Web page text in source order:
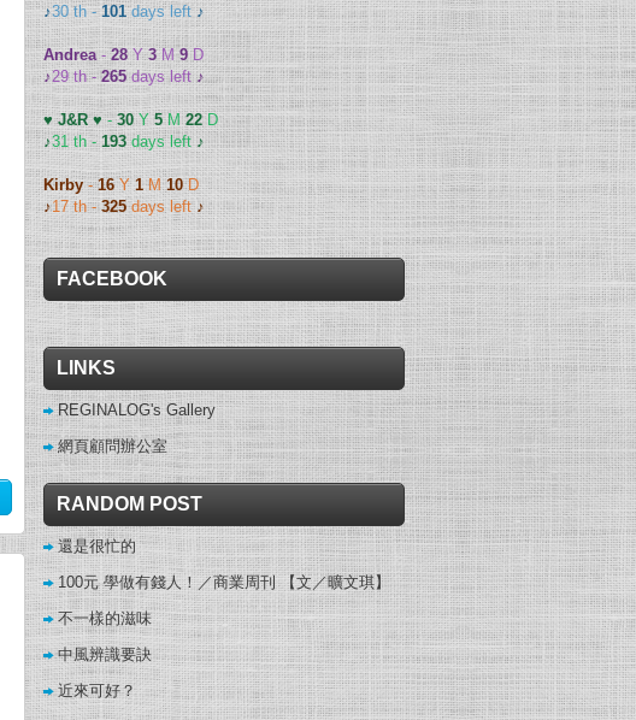
♪30 th -101days left ♪
Andrea-28Y3M9D
♪29 th -265days left♪
♥ J&R ♥-30Y5M22D
♪31 th -193days left ♪
Kirby-16Y1M10D
♪17 th -325days left♪
FACEBOOK
LINKS
REGINALOG's Gallery
網頁顧問辦公室
RANDOM POST
還是很忙的
100元 學做有錢人！／商業周刊 【文／曠文琪】
不一樣的滋味
中風辨識要訣
近來可好？